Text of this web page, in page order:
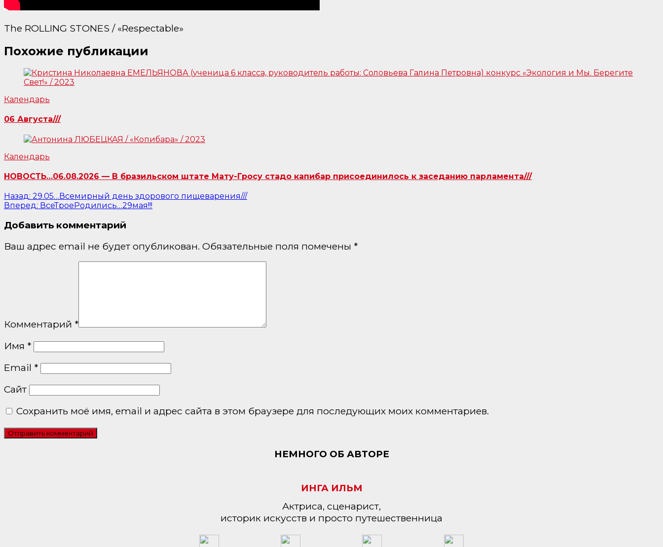
The ROLLING STONES / «Respectable»
Похожие публикации
Календарь
06 Августа///
Календарь
НОВОСТЬ…06.08.2026 — В бразильском штате Мату-Гросу стадо капибар присоединилось к заседанию парламента///
Навигация
по
записям
Назад: 29.05…Всемирный день здорового пищеварения///
Вперед: ВсеТроеРодились…29мая!!!
Добавить комментарий
Ваш адрес email не будет опубликован. Обязательные поля помечены *
Комментарий *
Имя *
Email *
Сайт
Сохранить моё имя, email и адрес сайта в этом браузере для последующих моих комментариев.
НЕМНОГО ОБ АВТОРЕ
ИНГА ИЛЬМ
Актриса, сценарист,
историк искусств и просто путешественница